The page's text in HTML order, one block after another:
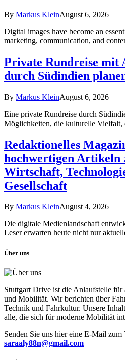
By Markus KleinAugust 6, 2026
Digital images have become an
marketing, communication, and
Private Rundreise mit
durch Südindien
By Markus KleinAugust 6, 2026
Eine private Rundreise durch
Möglichkeiten, die kulturelle
Redaktionelles
hochwertigen Artikeln
Wirtschaft,
Gesellschaft
By Markus KleinAugust 4, 2026
Die digitale Medienlandschaft
Leser erwarten heute nicht nur
Über uns
Stuttgart Drive ist die Anlaufstelle
und Mobilität. Wir berichten über
Technik und Fahrkultur. Unsere
alle, die sich für moderne Mobilität
Senden Sie uns hier eine E-Mail
saraaly88n@gmail.com